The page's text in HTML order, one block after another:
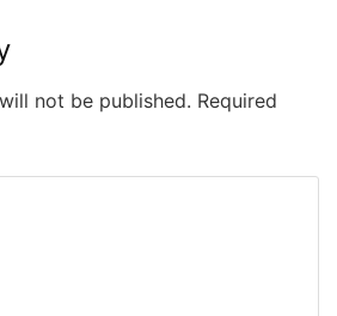
not be published. Required